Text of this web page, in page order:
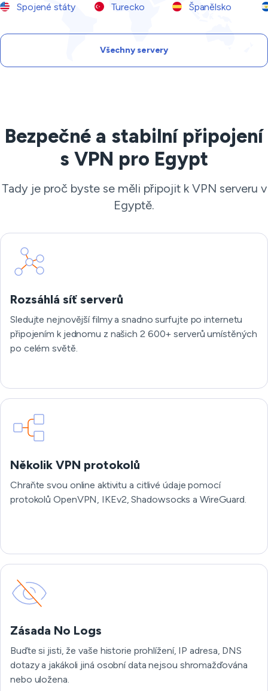
Spojené státy Turecko Španělsko
Všechny servery
Bezpečné a stabilní připojení
s VPN pro Egypt
Tady je proč byste se měli připojit k VPN serveru v
Egyptě.
Rozsáhlá síť serverů
Sledujte nejnovější filmy a snadno surfujte po internetu
připojením k jednomu z našich 2 600+ serverů umístěných
po celém světě.
Několik VPN protokolů
Chraňte svou online aktivitu a citlivé údaje pomocí
protokolů OpenVPN, IKEv2, Shadowsocks a WireGuard.
Zásada No Logs
Buďte si jisti, že vaše historie prohlížení, IP adresa, DNS
dotazy a jakákoli jiná osobní data nejsou shromažďována
nebo uložena.